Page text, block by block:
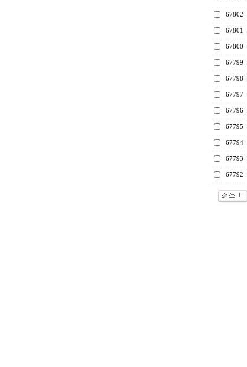
67802
67801
67800
67799
67798
67797
67796
67795
67794
67793
67792